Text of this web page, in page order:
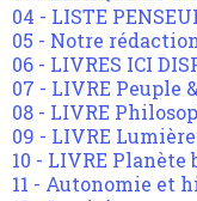
04 - LISTE
05 - Notre
06 - LIVRES ICI
07 - LIVRE Peuple
08 - LIVRE
09 - LIVRE
10 - LIVRE Planète
11 - Autonomie et